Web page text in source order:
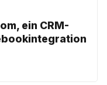
ein CRM-